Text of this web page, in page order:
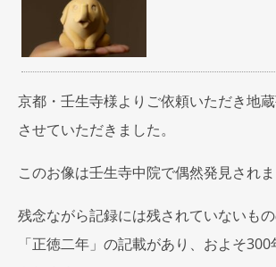
京都・壬生寺様よりご依頼いただき地
させていただきました。
このお像は壬生寺中院で偶然発見されま
残念ながら記録には残されていないも
「正徳二年」の記載があり、およそ